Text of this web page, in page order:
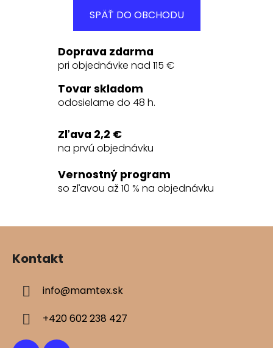
SPÄŤ DO OBCHODU
Doprava zdarma
pri objednávke nad 115 €
Tovar skladom
odosielame do 48 h.
Zľava 2,2 €
na prvú objednávku
Vernostný program
so zľavou až 10 % na objednávku
Kontakt
info@mamtex.sk
+420 602 238 427